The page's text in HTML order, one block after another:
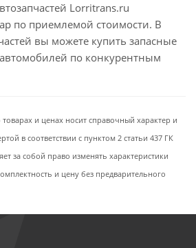
Lorritrans.ru
по приемлемой стоимости. В
вы можете купить запасные
по конкурентным
и ценах носит справочный характер и
в соответствии с пунктом 2 статьи 437 ГК
за собой право изменять характеристики
и цену без предварительного